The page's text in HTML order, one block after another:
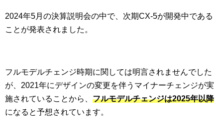
2024年5月の決算説明会の中で、次期CX-5が開発中である
ことが発表されました。
フルモデルチェンジ時期に関しては明言されませんでした
が、2021年にデザインの変更を伴うマイナーチェンジが実
施されていることから、 フルモデルチェンジは2025年以降
になると予想されています。